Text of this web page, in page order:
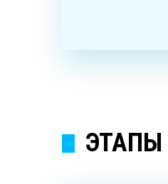
ЭТАПЫ